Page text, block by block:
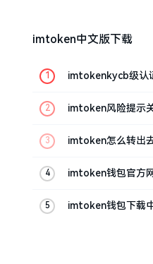
imtoken中文版下载
imtokenkycb级认
imtoken风险提示
imtoken怎么转出
imtoken钱包官方
imtoken钱包下载